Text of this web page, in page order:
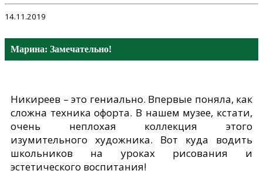
14.11.2019
Марина: Замечательно!
Никиреев – это гениально. Впервые поняла, как
сложна техника офорта. В нашем музее, кстати,
очень неплохая коллекция этого
изумительного художника. Вот куда водить
школьников на уроках рисования и
эстетического воспитания!